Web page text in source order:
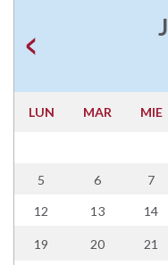
LUN MAR MIE
5 6 7
12 13 14
19 20 21